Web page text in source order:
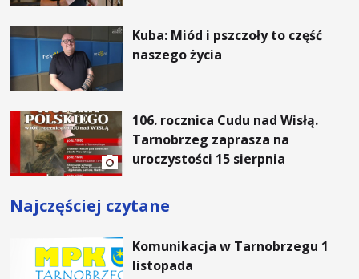
Kuba: Miód i pszczoły to część
naszego życia
106. rocznica Cudu nad Wisłą.
Tarnobrzeg zaprasza na
uroczystości 15 sierpnia
Najczęściej czytane
Komunikacja w Tarnobrzegu 1
listopada